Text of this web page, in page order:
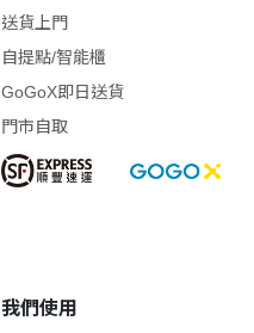
送貨上門
自提點/智能櫃
GoGoX即日送貨
門市自取
我們使用